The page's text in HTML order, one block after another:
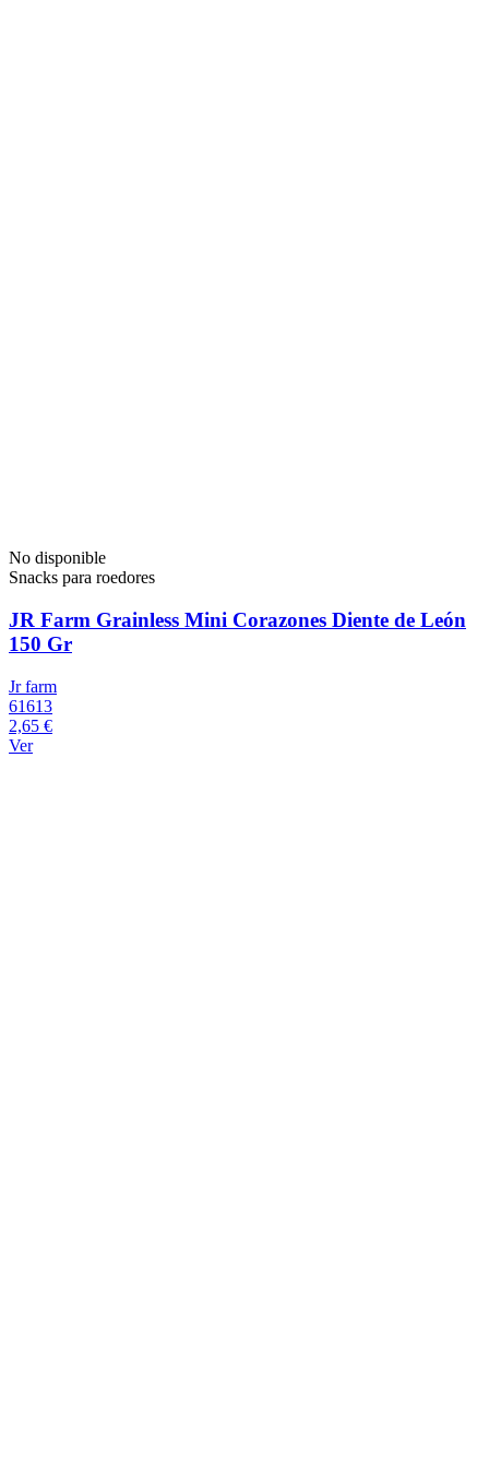
No disponible
Snacks para roedores
JR Farm Grainless Mini Corazones Diente de León
150 Gr
Jr farm
61613
2,65 €
Ver